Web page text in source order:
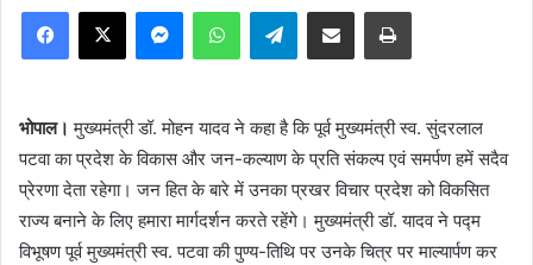
Facebook
X MessengerWhatsAppTelegramShare via Email Print
भोपाल। मुख्यमंत्री डॉ. मोहन यादव ने कहा है कि पूर्व मुख्यमंत्री स्व. सुंदरलाल
पटवा का प्रदेश के विकास और जन-कल्याण के प्रति संकल्प एवं समर्पण हमें सदैव
प्रेरणा देता रहेगा। जन हित के बारे में उनका प्रखर विचार प्रदेश को विकसित
राज्य बनाने के लिए हमारा मार्गदर्शन करते रहेंगे। मुख्यमंत्री डॉ. यादव ने पद्म
विभूषण पूर्व मुख्यमंत्री स्व. पटवा की पुण्य-तिथि पर उनके चित्र पर माल्यार्पण कर